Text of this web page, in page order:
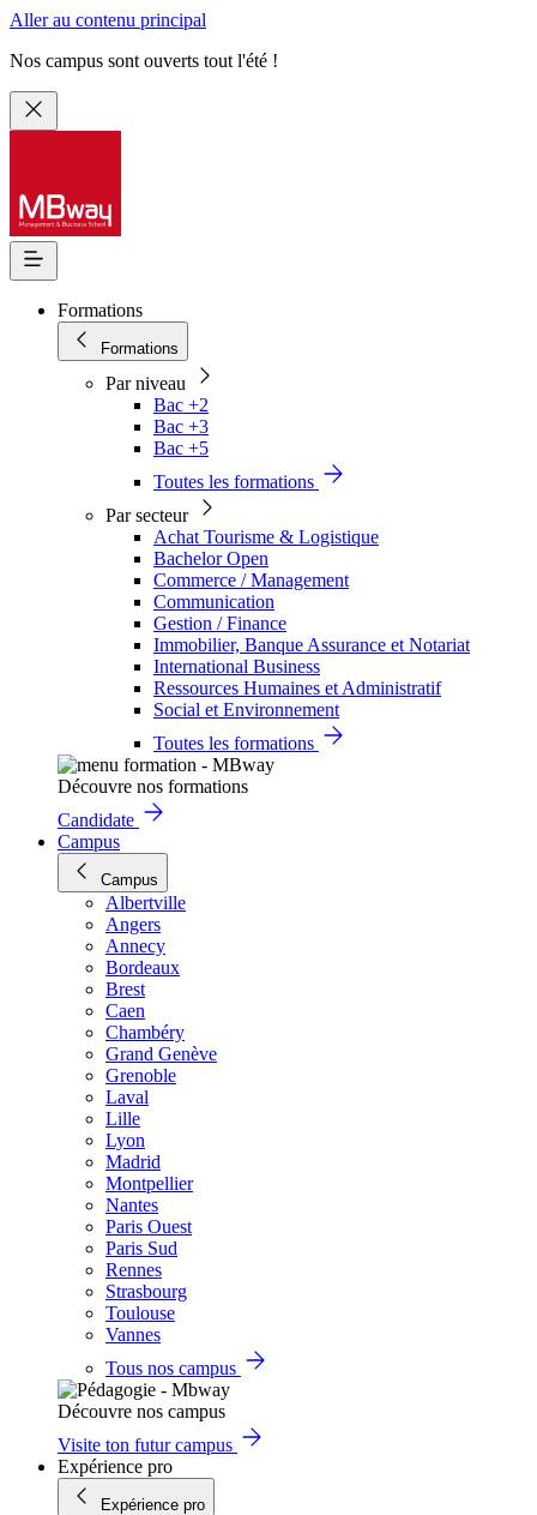
Aller au contenu principal
Nos campus sont ouverts tout l'été !
Formations
Formations
Par niveau
Bac +2
Bac +3
Bac +5
Toutes les formations
Par secteur
Achat Tourisme & Logistique
Bachelor Open
Commerce / Management
Communication
Gestion / Finance
Immobilier, Banque Assurance et Notariat
International Business
Ressources Humaines et Administratif
Social et Environnement
Toutes les formations
Découvre nos formations
Candidate
Campus
Campus
Albertville
Angers
Annecy
Bordeaux
Brest
Caen
Chambéry
Grand Genève
Grenoble
Laval
Lille
Lyon
Madrid
Montpellier
Nantes
Paris Ouest
Paris Sud
Rennes
Strasbourg
Toulouse
Vannes
Tous nos campus
Découvre nos campus
Visite ton futur campus
Expérience pro
Expérience pro